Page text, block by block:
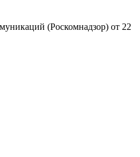
(Роскомнадзор) от 22